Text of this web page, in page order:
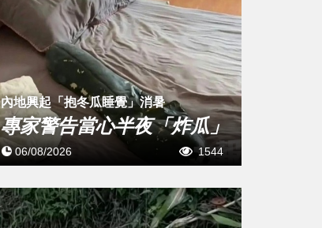
內地興起「抱冬瓜睡覺」消暑
專家警告當心半夜「炸瓜」
06/08/2026 1544